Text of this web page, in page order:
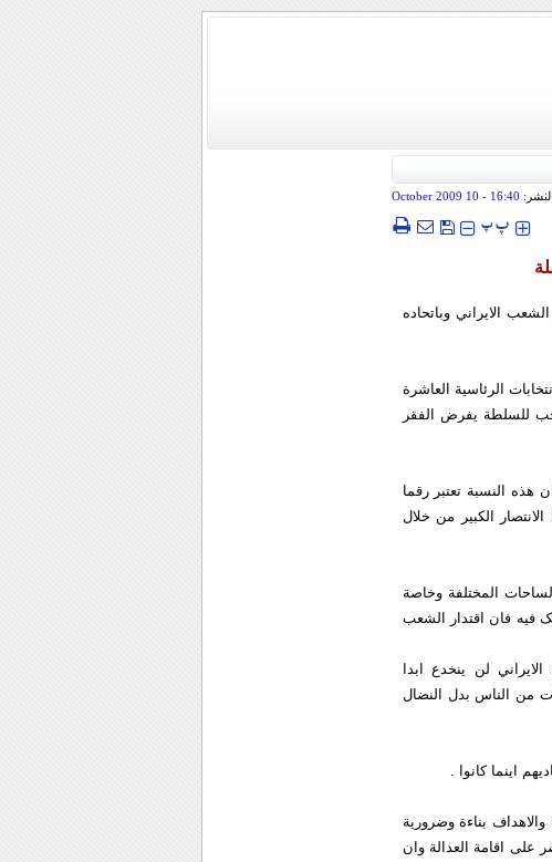
16:40
- 10 October 2009
‍‍‍ پپ
الايراني وباتحاده
الرئاسية العاشرة
للسلطة يفرض الفقر
وقال ان هذه النسبة تعتبر رقما
الکبير من خلال
المختلفة وخاصة
فيه فان اقتدار الشعب
لن ينخدع ابدا
من الناس بدل النضال
اينما کانوا .
بناءة وضرورية
على اقامة العدالة وان